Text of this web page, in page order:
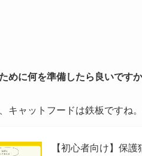
めに何を準備したら良いです
キャットフードは鉄板ですね
【初心者向け】保